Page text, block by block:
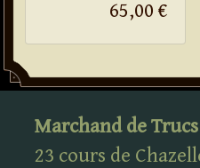
65,00 €
Marchand de Trucs
23 cours de